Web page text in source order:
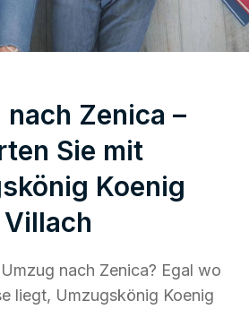
nach Zenica –
Sie mit
Koenig
Villach
nach Zenica? Egal wo
liegt, Umzugskönig Koenig